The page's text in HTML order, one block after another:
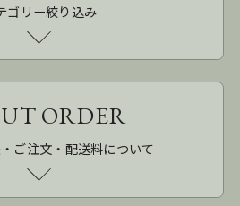
ゴリー絞り込み
ORDER
ご注文・配送料について